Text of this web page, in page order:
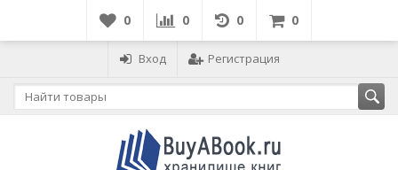
0 0 0 0
Вход Регистрация